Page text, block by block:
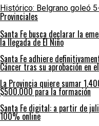
Histórico: Belgrano goleó
Provinciales
Santa Fe busca declarar la
la llegada de El Niño
Santa Fe adhiere
Cáncer tras su aprobación en
La Provincia quiere sumar
$500.000 para la formación
Santa Fe digital: a partir de
100% online